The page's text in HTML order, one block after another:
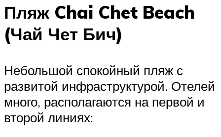
Пляж Chai Chet Beach
(Чай Чет Бич)
Небольшой спокойный пляж с
развитой инфраструктурой. Отелей
много, располагаются на первой и
второй линиях: